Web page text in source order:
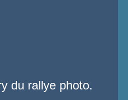
du rallye photo.